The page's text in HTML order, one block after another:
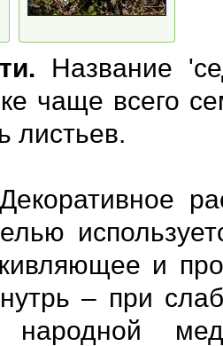
Название
чаще всего
листьев.
и
– при